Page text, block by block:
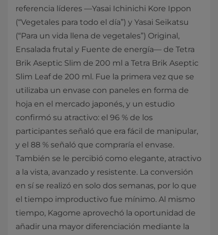
referencia líderes —Yasai Ichinichi Kore Ippon
(“Vegetales para todo el día”) y Yasai Seikatsu
(“Para un vida llena de vegetales”) Original,
Ensalada frutal y Fuente de energía— de Tetra
Brik Aseptic Slim de 200 ml a Tetra Brik Aseptic
Slim Leaf de 200 ml. Fue la primera vez que se
utilizaba un envase con paneles en forma de
hoja en el mercado japonés, y un estudio
confirmó su atractivo: el 96 % de los
participantes señaló que era fácil de manipular,
y el 88 % señaló que compraría el envase.
También se le percibió como elegante, atractivo
a la vista, avanzado y resistente. La conversión
en sí se realizó en solo dos semanas, por lo que
el tiempo improductivo fue mínimo. Al mismo
tiempo, Kagome aprovechó la oportunidad de
añadir una mayor diferenciación mediante la